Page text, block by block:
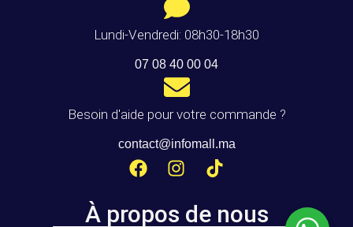
Lundi-Vendredi: 08h30-18h30
07 08 40 00 04
Besoin d'aide pour votre commande ?
contact@infomall.ma
À propos de nous